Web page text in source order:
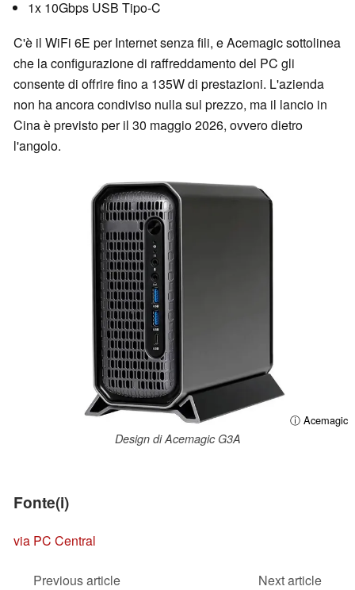
1x 10Gbps USB Tipo-C
C'è il WiFi 6E per Internet senza fili, e Acemagic sottolinea
che la configurazione di raffreddamento del PC gli
consente di offrire fino a 135W di prestazioni. L'azienda
non ha ancora condiviso nulla sul prezzo, ma il lancio in
Cina è previsto per il 30 maggio 2026, ovvero dietro
l'angolo.
ⓘ Acemagic
Design di Acemagic G3A
Fonte(i)
via PC Central
Previous article
Next article